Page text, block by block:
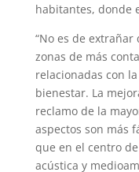
habitantes, donde
“No es de
zonas de más
relacionadas con
bienestar. La
reclamo de la
aspectos son más
que en el centro
acústica y